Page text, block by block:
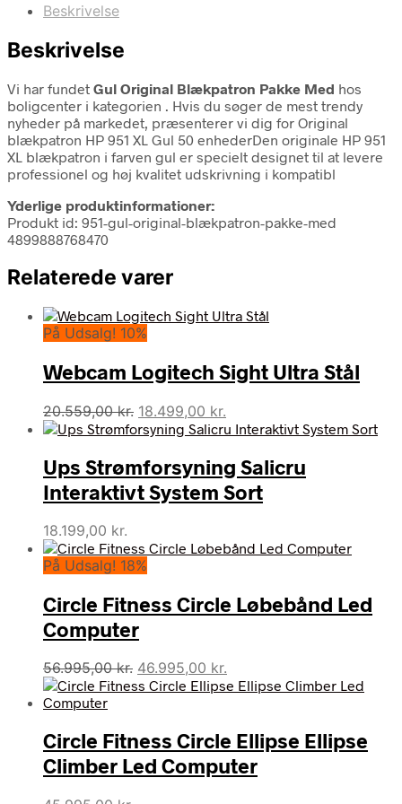
Beskrivelse
Beskrivelse
Vi har fundet Gul Original Blækpatron Pakke Med hos
boligcenter i kategorien . Hvis du søger de mest trendy
nyheder på markedet, præsenterer vi dig for Original
blækpatron HP 951 XL Gul 50 enhederDen originale HP 951
XL blækpatron i farven gul er specielt designet til at levere
professionel og høj kvalitet udskrivning i kompatibl
Yderlige produktinformationer:
Produkt id: 951-gul-original-blækpatron-pakke-med
4899888768470
Relaterede varer
På Udsalg! 10%
Webcam Logitech Sight Ultra Stål
20.559,00kr. Den
oprindelige
var:
20.559,00 kr..
18.499,00 kr.
aktuelle
er:
18.499,00 kr..
Ups Strømforsyning Salicru
Interaktivt System Sort
18.199,00 kr.
På Udsalg! 18%
Circle Fitness Circle Løbebånd Led
Computer
56.995,00kr. Den
oprindelige
56.995,00 kr..
46.995,00 kr.
aktuelle
46.995,00 kr..
Circle Fitness Circle Ellipse Ellipse
Climber Led Computer